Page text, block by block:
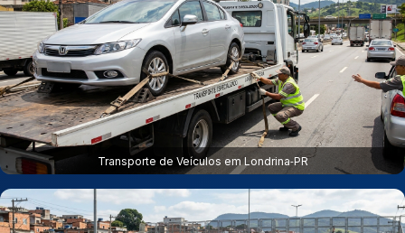
Transporte de Veículos em Londrina‑PR